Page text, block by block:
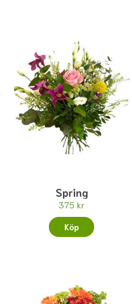
Spring
375 kr
Köp